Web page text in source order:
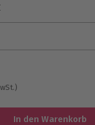
In den Warenkorb